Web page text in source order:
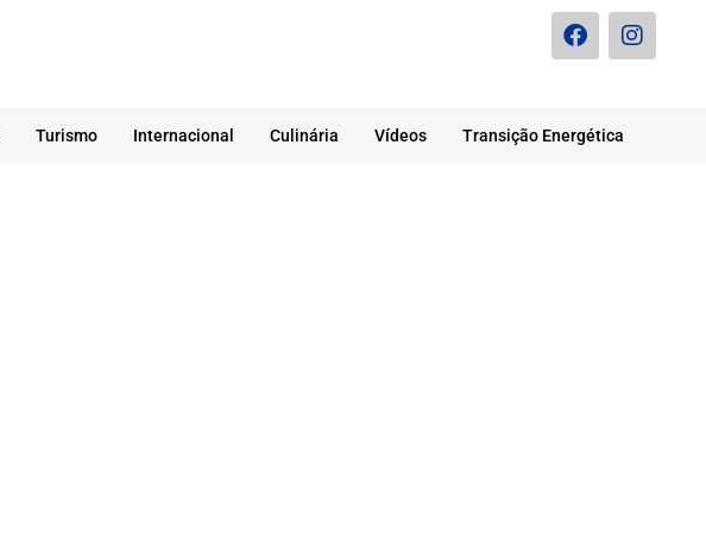
Turismo Internacional Culinária Vídeos Transição Energética